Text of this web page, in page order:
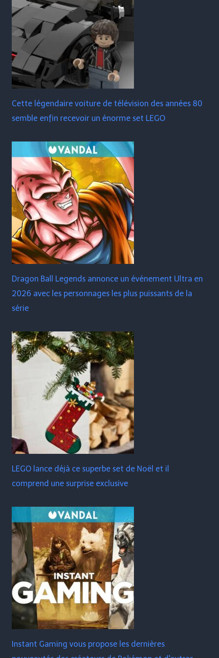
Cette légendaire voiture de télévision des années 80
semble enfin recevoir un énorme set LEGO
Dragon Ball Legends annonce un événement Ultra en
2026 avec les personnages les plus puissants de la
série
LEGO lance déjà ce superbe set de Noël et il
comprend une surprise exclusive
Instant Gaming vous propose les dernières